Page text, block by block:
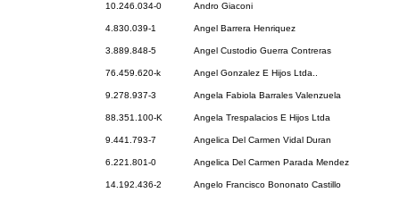
10.246.034-0 Andro Giaconi
4.830.039-1 Angel Barrera Henriquez
3.889.848-5 Angel Custodio Guerra Contreras
76.459.620-k Angel Gonzalez E Hijos Ltda..
9.278.937-3 Angela Fabiola Barrales Valenzuela
88.351.100-K Angela Trespalacios E Hijos Ltda
9.441.793-7 Angelica Del Carmen Vidal Duran
6.221.801-0 Angelica Del Carmen Parada Mendez
14.192.436-2 Angelo Francisco Bononato Castillo